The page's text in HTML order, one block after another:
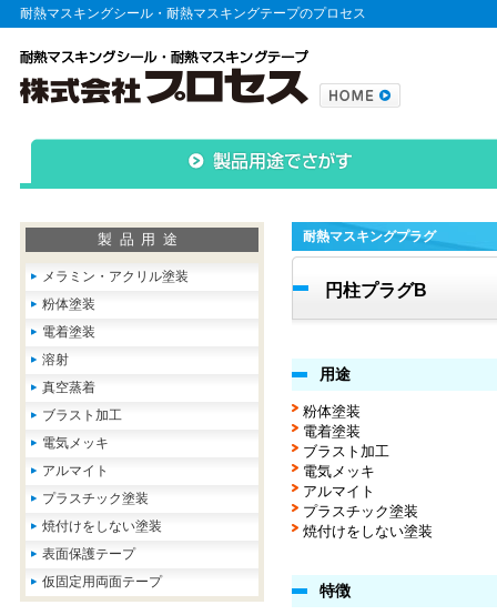
耐熱マスキングシール・耐熱マスキングテープのプロセス
製品用途
メラミン・アクリル塗装
粉体塗装
電着塗装
溶射
真空蒸着
ブラスト加工
電気メッキ
アルマイト
プラスチック塗装
焼付けをしない塗装
表面保護テープ
仮固定用両面テープ
耐熱マスキングプラグ
円柱プラグB
用途
粉体塗装
電着塗装
ブラスト加工
電気メッキ
アルマイト
プラスチック塗装
焼付けをしない塗装
特徴